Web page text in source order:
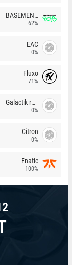
BASEMENT BOYS
62%
EAC
0%
Fluxo
71%
Galactik rebels
0%
Citron
0%
Fnatic
100%